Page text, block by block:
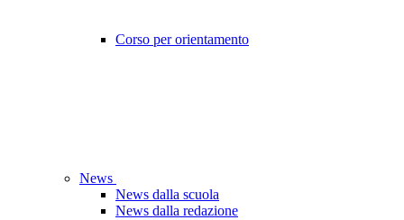
Corso per orientamento
News
News dalla scuola
News dalla redazione